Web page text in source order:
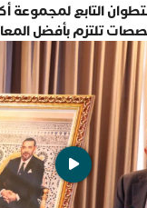
التابع
تلتزم بأفضل